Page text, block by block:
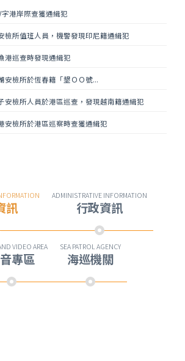
員會海巡署艦隊分署第十海...
員會海巡署艦隊分署第十四...
員會海巡署艦隊分署第六海...
員會海巡署艦隊分署中部地...
員會海巡署艦隊分署北部地...
體報導海委會發布「海面態...
嚴正駁斥中國國台辦表示「...
文溪附近發現一艘小型動力...
體報導東港漁船疑似「變更...
訊報導中國籍漁船擱淺馬祖...
字港岸際查獲通緝犯
檢所值班人員，機警發現印尼籍通緝犯
港巡查時發現通緝犯
安檢所於恆春籍「墾ＯＯ號...
安檢所人員於港區巡查，發現越南籍通緝犯
安檢所於港區巡察時查獲通緝犯
寮橋岸際發現死亡海龜
07月20日東嶼坪淨灘暨前山步道維護活動
漁港內發現油汙，本分署人員主動發現及處置
檢所人員於桶盤漁港岸際，發現1隻死亡海龜
連江縣港務處「福澳港北...
訊
ADMINISTRATIVE INFORMATION
行政資訊
VIDEO AREA
專區
SEA PATROL AGENCY
海巡機關